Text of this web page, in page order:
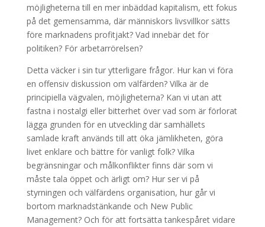
möjligheterna till en mer inbäddad kapitalism, ett fokus
på det gemensamma, där människors livsvillkor sätts
före marknadens profitjakt? Vad innebär det för
politiken? För arbetarrörelsen?
Detta väcker i sin tur ytterligare frågor. Hur kan vi föra
en offensiv diskussion om välfärden? Vilka är de
principiella vägvalen, möjligheterna? Kan vi utan att
fastna i nostalgi eller bitterhet över vad som är förlorat
lägga grunden för en utveckling där samhällets
samlade kraft används till att öka jämlikheten, göra
livet enklare och bättre för vanligt folk? Vilka
begränsningar och målkonflikter finns där som vi
måste tala öppet och ärligt om? Hur ser vi på
styrningen och välfärdens organisation, hur går vi
bortom marknadstänkande och New Public
Management? Och för att fortsätta tankespåret vidare